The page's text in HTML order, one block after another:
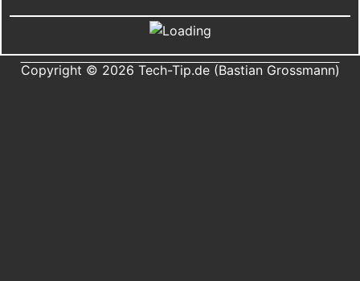
Copyright © 2026 Tech-Tip.de (Bastian Grossmann)